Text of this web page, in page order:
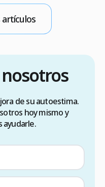
artículos
de su autoestima.
hoy mismo y
ayudarle.